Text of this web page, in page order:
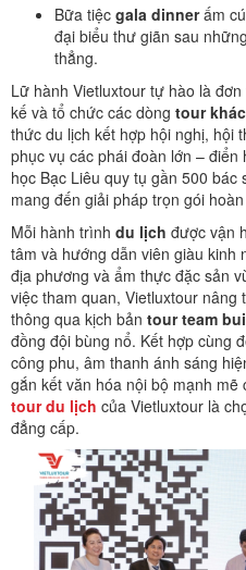
Bữa tiệc gala dinnerấm
đại biểu thư giãn sau
thẳng.
Lữ hành Vietluxtour tự hào là
kế và tổ chức các dòng tour
thức du lịch kết hợp hội nghị, hội
phục vụ các phái đoàn lớn –
học Bạc Liêu quy tụ gần 500
mang đến giải pháp trọn gói
Mỗi hành trình du lịch được vận
tâm và hướng dẫn viên giàu kinh
địa phương và ẩm thực đặc sản
việc tham quan, Vietluxtour
thông qua kịch bản tour team
đồng đội bùng nổ. Kết hợp cùng
công phu, âm thanh ánh sáng
gắn kết văn hóa nội bộ mạnh mẽ
tour du lịch của Vietluxtour là
đẳng cấp.